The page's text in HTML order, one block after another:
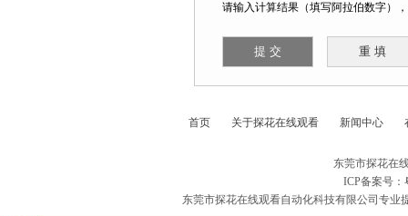
请输入计算结果（填写阿拉伯数字），
首页 关于探花在线观看 新闻中心
东莞市探花在
ICP备案号：
东莞市探花在线观看自动化科技有限公司专业